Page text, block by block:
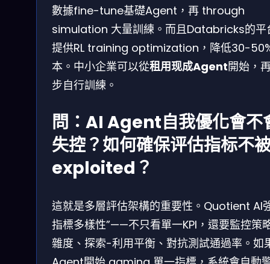
數據fine-tune基礎Agent，再 through
simulation 大量訓練。而且Databricks的平
提供RL training optimization，降低30-
本。中小企業可以從租用现成Agent開始，
步自行訓練。
問：AI Agent自我優化會不
失控？如何確保评估指标不
exploited？
這就是多層評估架構的重要性。Quotient AI
指標多樣性”——不只看單一KPI，還要監控策
雜度、探索-利用平衡、對抗測試通過率。如